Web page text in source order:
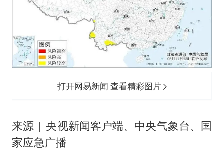
打开网易新闻 查看精彩图片
来源 | 央视新闻客户端、中央气象台、国
家应急广播